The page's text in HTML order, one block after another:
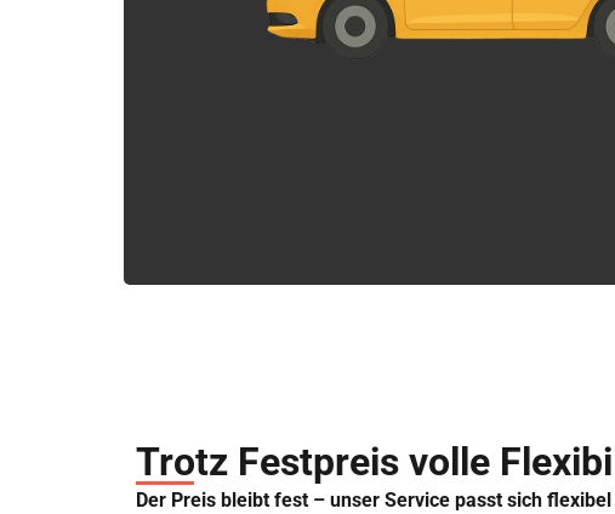
Trotz Festpreis volle
Der Preis bleibt fest – unser Service passt sich